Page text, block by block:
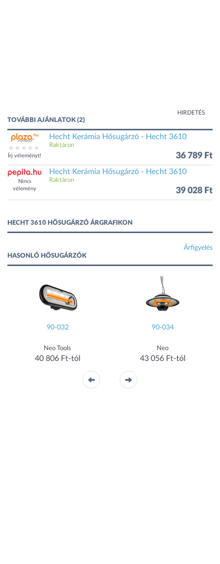
HIRDETÉS
TOVÁBBI AJÁNLATOK (2)
Írj véleményt!
Hecht Kerámia Hősugárzó - Hecht 3610
Raktáron
36 789 Ft
Nincs
vélemény
Hecht Kerámia Hősugárzó - Hecht 3610
Raktáron
39 028 Ft
HECHT 3610 HŐSUGÁRZÓ ÁRGRAFIKON
Árfigyelés
HASONLÓ HŐSUGÁRZÓK
90-032
Neo Tools
40 806 Ft-tól
90-034
Neo
43 056 Ft-tól